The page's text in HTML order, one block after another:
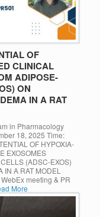
OF
CLINICAL
ADIPOSE-
ON
IN A RAT
in Pharmacology
18, 2025 Time:
OF HYPOXIA-
EXOSOMES
(ADSC-EXOS)
A RAT MODEL
meeting & PR
More